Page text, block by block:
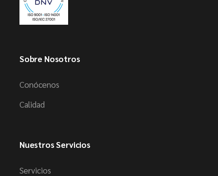
Sobre Nosotros
Conócenos
Calidad
Nuestros Servicios
Servicios